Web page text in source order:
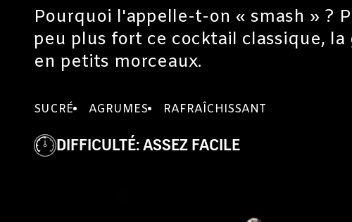
Pourquoi l'appelle-t-on « smash » ?
peu plus fort ce cocktail classique,
en petits morceaux.
SUCRÉ AGRUMES RAFRAÎCHISSANT
DIFFICULTÉ:ASSEZ FACILE